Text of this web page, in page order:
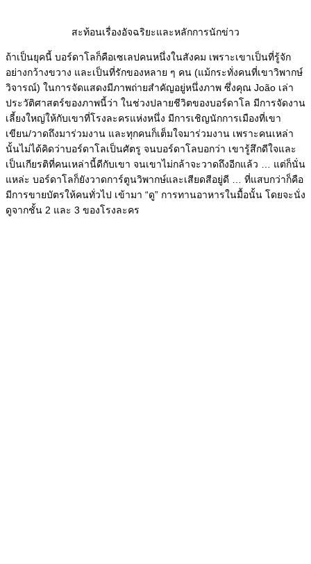
สะท้อนเรื่องอัจฉริยะและหลักการนักข่าว
ถ้าเป็นยุคนี้ บอร์ดาโลก็คือเซเลปคนหนึ่งในสังคม เพราะเขาเป็นที่รู้จัก
อย่างกว้างขวาง และเป็นที่รักของหลาย ๆ คน (แม้กระทั่งคนที่เขาวิพากษ์
วิจารณ์) ในการจัดแสดงมีภาพถ่ายสำคัญอยู่หนึ่งภาพ ซึ่งคุณ João เล่า
ประวัติศาสตร์ของภาพนี้ว่า ในช่วงปลายชีวิตของบอร์ดาโล มีการจัดงาน
เลี้ยงใหญ่ให้กับเขาที่โรงละครแห่งหนึ่ง มีการเชิญนักการเมืองที่เขา
เขียน/วาดถึงมาร่วมงาน และทุกคนก็เต็มใจมาร่วมงาน เพราะคนเหล่า
นั้นไม่ได้คิดว่าบอร์ดาโลเป็นศัตรู จนบอร์ดาโลบอกว่า เขารู้สึกดีใจและ
เป็นเกียรติที่คนเหล่านี้ดีกับเขา จนเขาไม่กล้าจะวาดถึงอีกแล้ว … แต่ก็นั่น
แหล่ะ บอร์ดาโลก็ยังวาดการ์ตูนวิพากษ์และเสียดสีอยู่ดี … ที่แสบกว่าก็คือ
มีการขายบัตรให้คนทั่วไป เข้ามา “ดู” การทานอาหารในมื้อนั้น โดยจะนั่ง
ดูจากชั้น 2 และ 3 ของโรงละคร